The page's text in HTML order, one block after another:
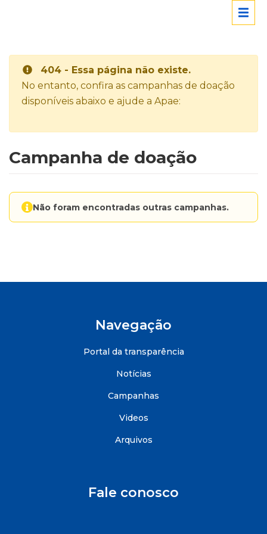
404 - Essa página não existe.
No entanto, confira as campanhas de doação
disponíveis abaixo e ajude a Apae:
Campanha de doação
Não foram encontradas outras campanhas.
Navegação
Portal da transparência
Notícias
Campanhas
Videos
Arquivos
Fale conosco